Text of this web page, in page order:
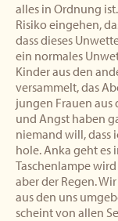
alles in Ordnung
Risiko eingehen,
dass dieses
ein normales
Kinder aus den
versammelt, das
jungen Frauen aus
und Angst haben
niemand will, dass
hole. Anka geht es
Taschenlampe
aber der Regen.
aus den uns
scheint von allen